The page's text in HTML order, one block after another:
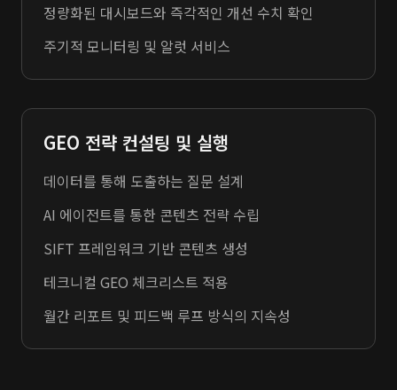
정량화된 대시보드와 즉각적인 개선 수치 확인
주기적 모니터링 및 알럿 서비스
GEO 전략 컨설팅 및 실행
데이터를 통해 도출하는 질문 설계
AI 에이전트를 통한 콘텐츠 전략 수립
SIFT 프레임워크 기반 콘텐츠 생성
테크니컬 GEO 체크리스트 적용
월간 리포트 및 피드백 루프 방식의 지속성